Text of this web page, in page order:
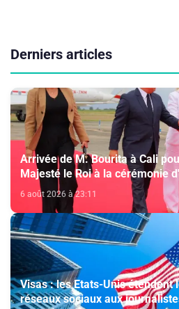
Derniers articles
Arrivée de M. Bourita à Cali
Majesté le Roi à la cérémonie
nouveau président colombien
6 août 2026 à 23:11
Visas : les Etats-Unis étendent
réseaux sociaux aux